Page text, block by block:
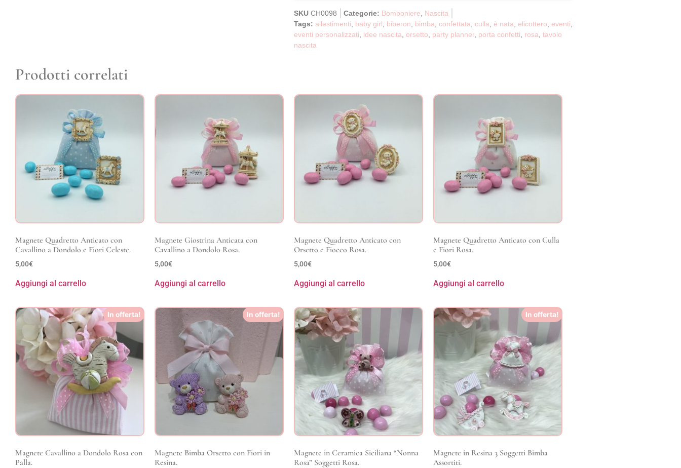
SKU CH0098 Categorie: Bomboniere
Nascita
Tags: allestimenti baby girl biberon bimba confettata culla è nata elicottero eventi
eventi personalizzati
idee nascita orsetto party planner, porta confetti rosa tavolo
nascita
Prodotti correlati
Magnete Quadretto Anticato con
Cavallino a Dondolo e Fiori Celeste.
5,00€
Aggiungi al carrello
Magnete Giostrina Anticata con
Cavallino a Dondolo Rosa.
5,00€
Aggiungi al carrello
Magnete Quadretto Anticato con
Orsetto e Fiocco Rosa.
5,00€
Aggiungi al carrello
Magnete Quadretto Anticato con Culla
e Fiori Rosa.
5,00€
Aggiungi al carrello
In offerta!
Magnete Cavallino a Dondolo Rosa con
Palla.
In offerta!
Magnete Bimba Orsetto con Fiori in
Resina.
Magnete in Ceramica Siciliana “Nonna
Rosa” Soggetti Rosa.
In offerta!
Magnete in Resina 3 Soggetti Bimba
Assortiti.